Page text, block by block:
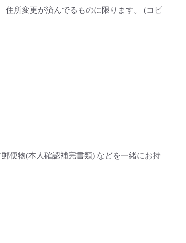
住所変更が済んでるものに限ります。 (コピ
便物(本人確認補完書類) などを一緒にお持